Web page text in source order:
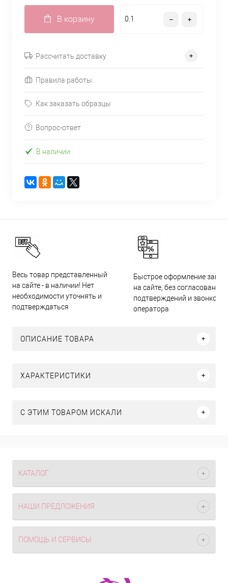
В корзину
Рассчитать доставку
Правила работы
Как заказать образцы
Вопрос-ответ
В наличии
Весь товар представленный
на сайте - в наличии! Нет
необходимости уточнять и
подтверждаться
Быстрое оформление
на сайте, без согласований,
подтверждений и звонков
оператора
ОПИСАНИЕ ТОВАРА
ХАРАКТЕРИСТИКИ
C ЭТИМ ТОВАРОМ ИСКАЛИ
КАТАЛОГ
НАШИ ПРЕДЛОЖЕНИЯ
ПОМОЩЬ И СЕРВИСЫ